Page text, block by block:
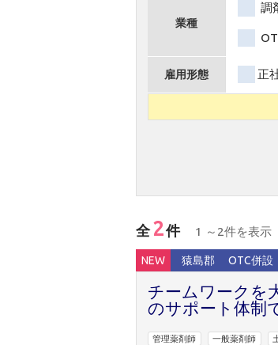
業種
調
雇用形態 正
全 2件 1 ～2件を表示
NEW 猿島郡 OTC併設
チームワークを
のサポート体制
管理薬剤師 一般薬剤師